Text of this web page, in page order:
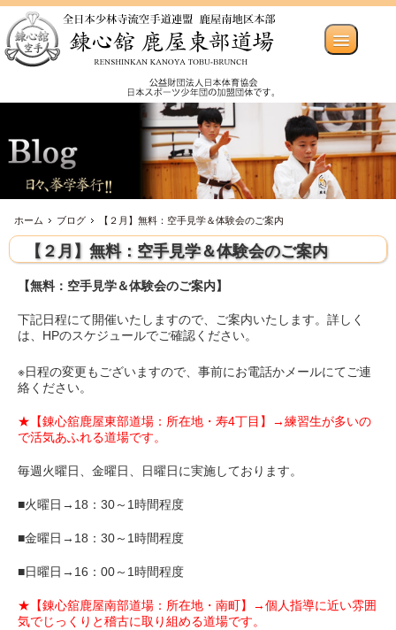
ホーム ブログ 【２月】無料：空手見学＆体験会のご案内
【２月】無料：空手見学＆体験会のご案内
【無料：空手見学＆体験会のご案内】
下記日程にて開催いたしますので、ご案内いたします。詳しく
は、HPのスケジュールでご確認ください。
※日程の変更もございますので、事前にお電話かメールにてご連
絡ください。
★【錬心舘鹿屋東部道場：所在地・寿4丁目】→練習生が多いの
で活気あふれる道場です。
毎週火曜日、金曜日、日曜日に実施しております。
■火曜日→18：30～1時間程度
■金曜日→18：30～1時間程度
■日曜日→16：00～1時間程度
★【錬心舘鹿屋南部道場：所在地・南町】→個人指導に近い雰囲
気でじっくりと稽古に取り組める道場です。